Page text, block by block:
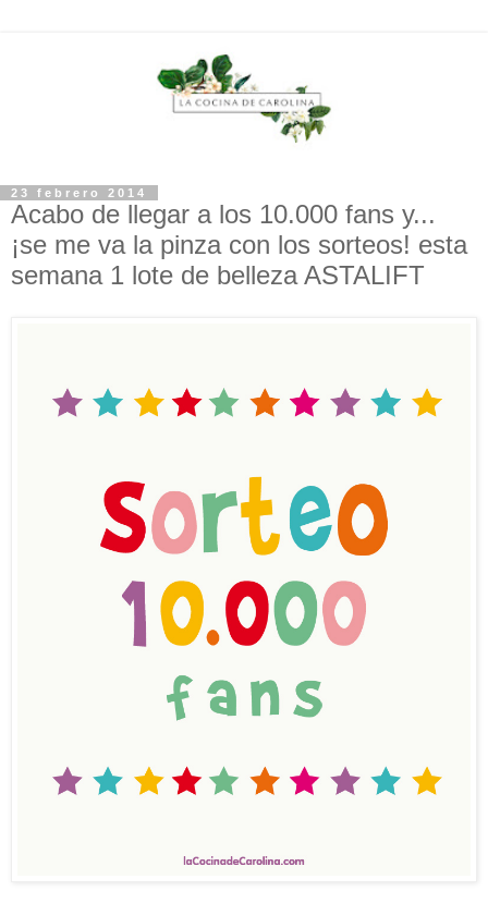
23 febrero 2014
Acabo de llegar a los 10.000 fans y...
¡se me va la pinza con los sorteos! esta
semana 1 lote de belleza ASTALIFT